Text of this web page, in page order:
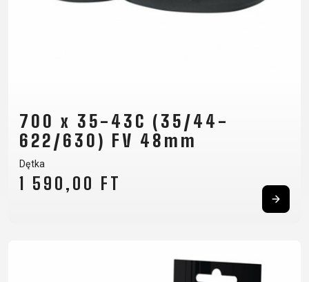
700 x 35-43C (35/44-
622/630) FV 48mm
Dętka
1 590,00 FT